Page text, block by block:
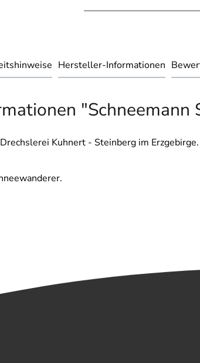
Hersteller-Informationen
"Schneemann
Kuhnert - Steinberg im Erzgebirge.